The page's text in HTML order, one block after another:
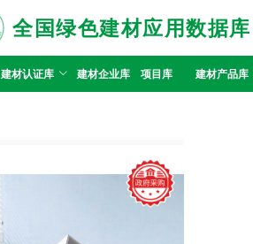
全国绿色建材应用数据库
建材认证库 建材企业库 项目库 建材产品库